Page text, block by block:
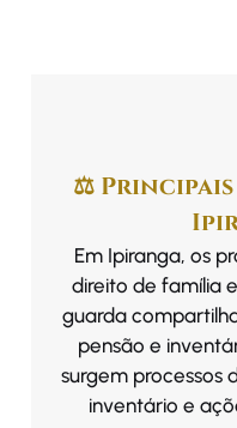
⚖️
Em Ipiranga, os
direito de família
guarda
pensão e
surgem processos
inventário e